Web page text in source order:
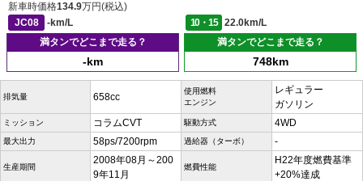
新車時価格134.9万円(税込)
JC08
-km/L 10・15
22.0km/L
満タンでどこまで走る？
-km
満タンでどこまで走る？
748km
排気量 658cc
使用燃料
エンジン
レギュラー
ガソリン
ミッション コラムCVT 駆動方式 4WD
最大出力 58ps/7200rpm 過給器（ターボ） -
生産期間
2008年08月～200
9年11月
燃費性能
H22年度燃費基準
+20%達成